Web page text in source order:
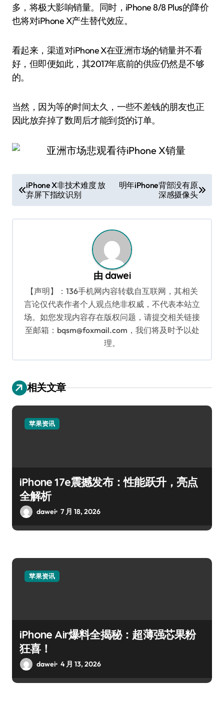
多，将极大影响销量。同时，iPhone 8/8 Plus的降价
也将对iPhone X产生替代效应。
看起来，渠道对iPhone X在亚洲市场的销量并不看
好，但即便如此，其2017年底前的供应仍然是不够
的。
当然，因为等的时间太久，一些不差钱的朋友也正
因此放弃掉了数周后才能到货的订单。
章
导
iPhone X非技术难度 放
弃屏下指纹识别
明年iPhone背部没有原
深感摄像头
由 dawei
【声明】：136手机网内容转载自互联网，其相关
言论仅代表作者个人观点绝非权威，不代表本站立
场。如您发现内容存在版权问题，请提交相关链接
至邮箱：bqsm@foxmail.com，我们将及时予以处
理。
相关文章
苹果资讯
iPhone 17e震撼发布：性能跃升，亮点
全解析
dawei 7 月 18, 2026
苹果资讯
iPhone Air爆料全揭秘：超薄强芯果粉
狂喜！
dawei 4 月 13, 2026